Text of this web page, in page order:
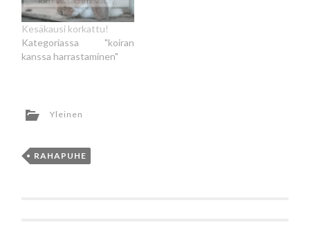
Kesäkausi korkattu!
Kategoriassa "koiran
kanssa harrastaminen"
Yleinen
RAHAPUHE